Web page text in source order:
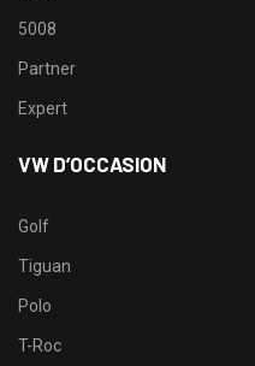
5008
Partner
Expert
VW D’OCCASION
Golf
Tiguan
Polo
T-Roc